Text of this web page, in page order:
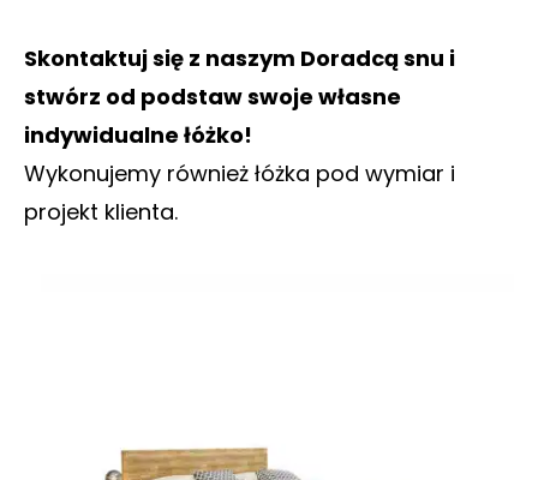
Skontaktuj się z naszym Doradcą snu i
stwórz od podstaw swoje własne
indywidualne łóżko!
Wykonujemy również łóżka pod wymiar i
projekt klienta.